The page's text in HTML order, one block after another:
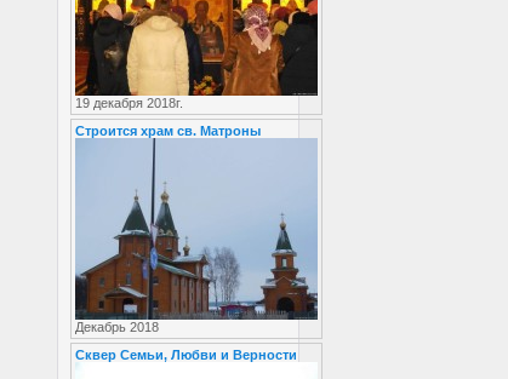
19 декабря 2018г.
Строится храм св. Матроны
Декабрь 2018
Сквер Семьи, Любви и Верности